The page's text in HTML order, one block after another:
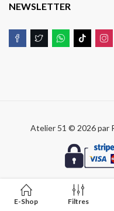
NEWSLETTER
Atelier 51 © 2026 par
E-Shop Filtres